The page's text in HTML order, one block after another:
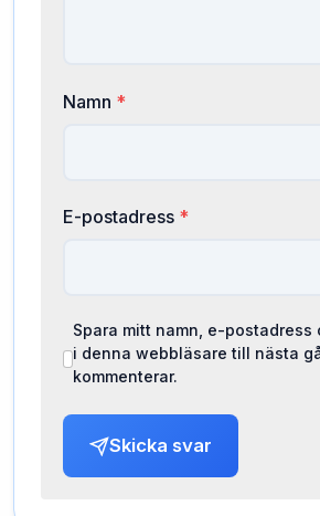
Namn *
E-postadress *
Spara mitt namn, e-postadress
i denna webbläsare till nästa
kommenterar.
Skicka svar